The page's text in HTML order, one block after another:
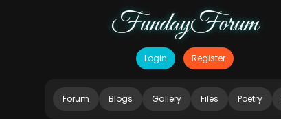
FundayForum
Login Register
Forum Blogs Gallery Files Poetry